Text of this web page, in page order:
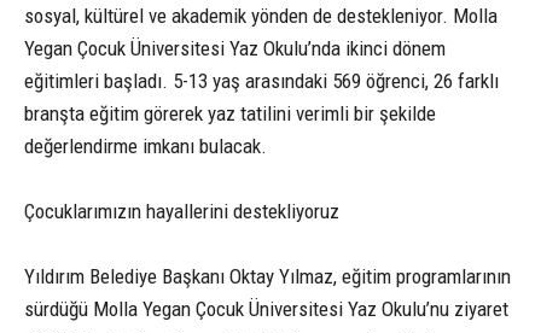
sosyal, kültürel ve akademik yönden de destekleniyor. Molla
Yegan Çocuk Üniversitesi Yaz Okulu’nda ikinci dönem
eğitimleri başladı. 5-13 yaş arasındaki 569 öğrenci, 26 farklı
branşta eğitim görerek yaz tatilini verimli bir şekilde
değerlendirme imkanı bulacak.
Çocuklarımızın hayallerini destekliyoruz
Yıldırım Belediye Başkanı Oktay Yılmaz, eğitim programlarının
sürdüğü Molla Yegan Çocuk Üniversitesi Yaz Okulu’nu ziyaret